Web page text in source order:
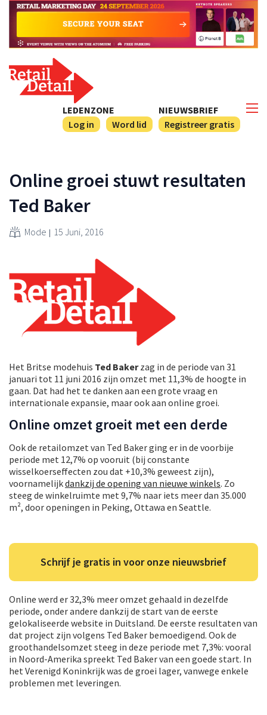
NIEUWSBRIEF
Registreer gratis
LEDENZONE
Log in
Word lid
Online groei stuwt resultaten
Ted Baker
Mode 15 Juni, 2016
Het Britse modehuis Ted Bakerzag in de periode van 31
januari tot 11 juni 2016 zijn omzet met 11,3% de hoogte in
gaan. Dat had het te danken aan een grote vraag en
internationale expansie, maar ook aan online groei.
Online omzet groeit met een derde
Ook de retailomzet van Ted Baker ging er in de voorbije
periode met 12,7% op vooruit (bij constante
wisselkoerseffecten zou dat +10,3% geweest zijn),
voornamelijkdankzij de opening van nieuwe winkels. Zo
steeg de winkelruimte met 9,7% naar iets meer dan 35.000
m², door openingen in Peking, Ottawa en Seattle.
Schrijf je gratis in voor onze nieuwsbrief
Online werd er 32,3% meer omzet gehaald in dezelfde
periode, onder andere dankzij de start van de eerste
gelokaliseerde website in Duitsland. De eerste resultaten van
dat project zijn volgens Ted Baker bemoedigend. Ook de
groothandelsomzet steeg in deze periode met 7,3%: vooral
in Noord-Amerika spreekt Ted Baker van een goede start. In
het Verenigd Koninkrijk was de groei lager, vanwege enkele
problemen met leveringen.